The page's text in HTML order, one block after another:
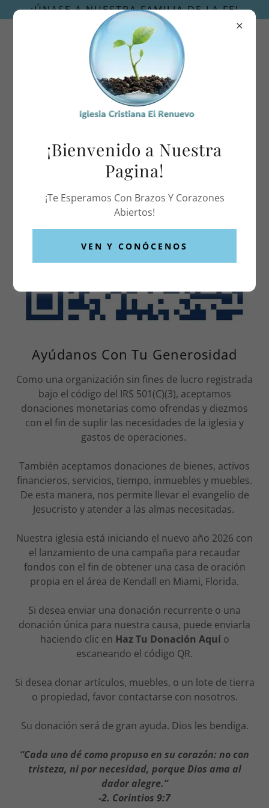
¡ÚNASE A NUESTRA FAMILIA DE LA FE!
Ayúdanos Con Tu Generosidad
Como una organización sin fines de lucro registrada
bajo el código del IRS 501(C)(3), aceptamos
donaciones monetarias como ofrendas y diezmos
con el fin de suplir las necesidades de la iglesia y
gastos de operaciones.
También aceptamos donaciones de bienes, activos
financieros, servicios, tiempo, inmuebles y muebles.
De esta manera, nos permite llevar el evangelio de
Jesucristo y atender a las almas necesitadas.
Nuestra iglesia está iniciando el nuevo año 2026 con
el lanzamiento de una campaña para recaudar
fondos con el fin de obtener una casa de oración
propia en el área de Kendall en Miami, Florida.
Si desea enviar una donación recurrente o una
donación única para nuestra causa, puede enviarla
haciendo clic en Haz Tu Donación Aquí o
escaneando el código QR.
Si desea donar artículos, muebles, o un lote de tierra
o propiedad, favor contactarse con nosotros.
Su donación será de gran ayuda. Dios les bendiga.
“Cada uno dé como propuso en su corazón: no con
tristeza, ni por necesidad, porque Dios ama al
dador alegre.”
-2. Corintios 9:7
¡Bienvenido a Nuestra
Pagina!
¡Te Esperamos Con Brazos Y Corazones
Abiertos!
VEN Y CONÓCENOS